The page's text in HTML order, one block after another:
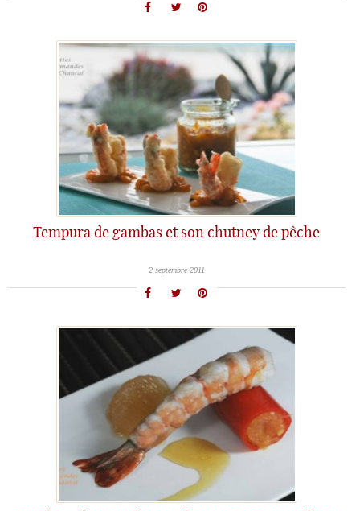
Tempura de gambas et son chutney de pêche
2 septembre 2011